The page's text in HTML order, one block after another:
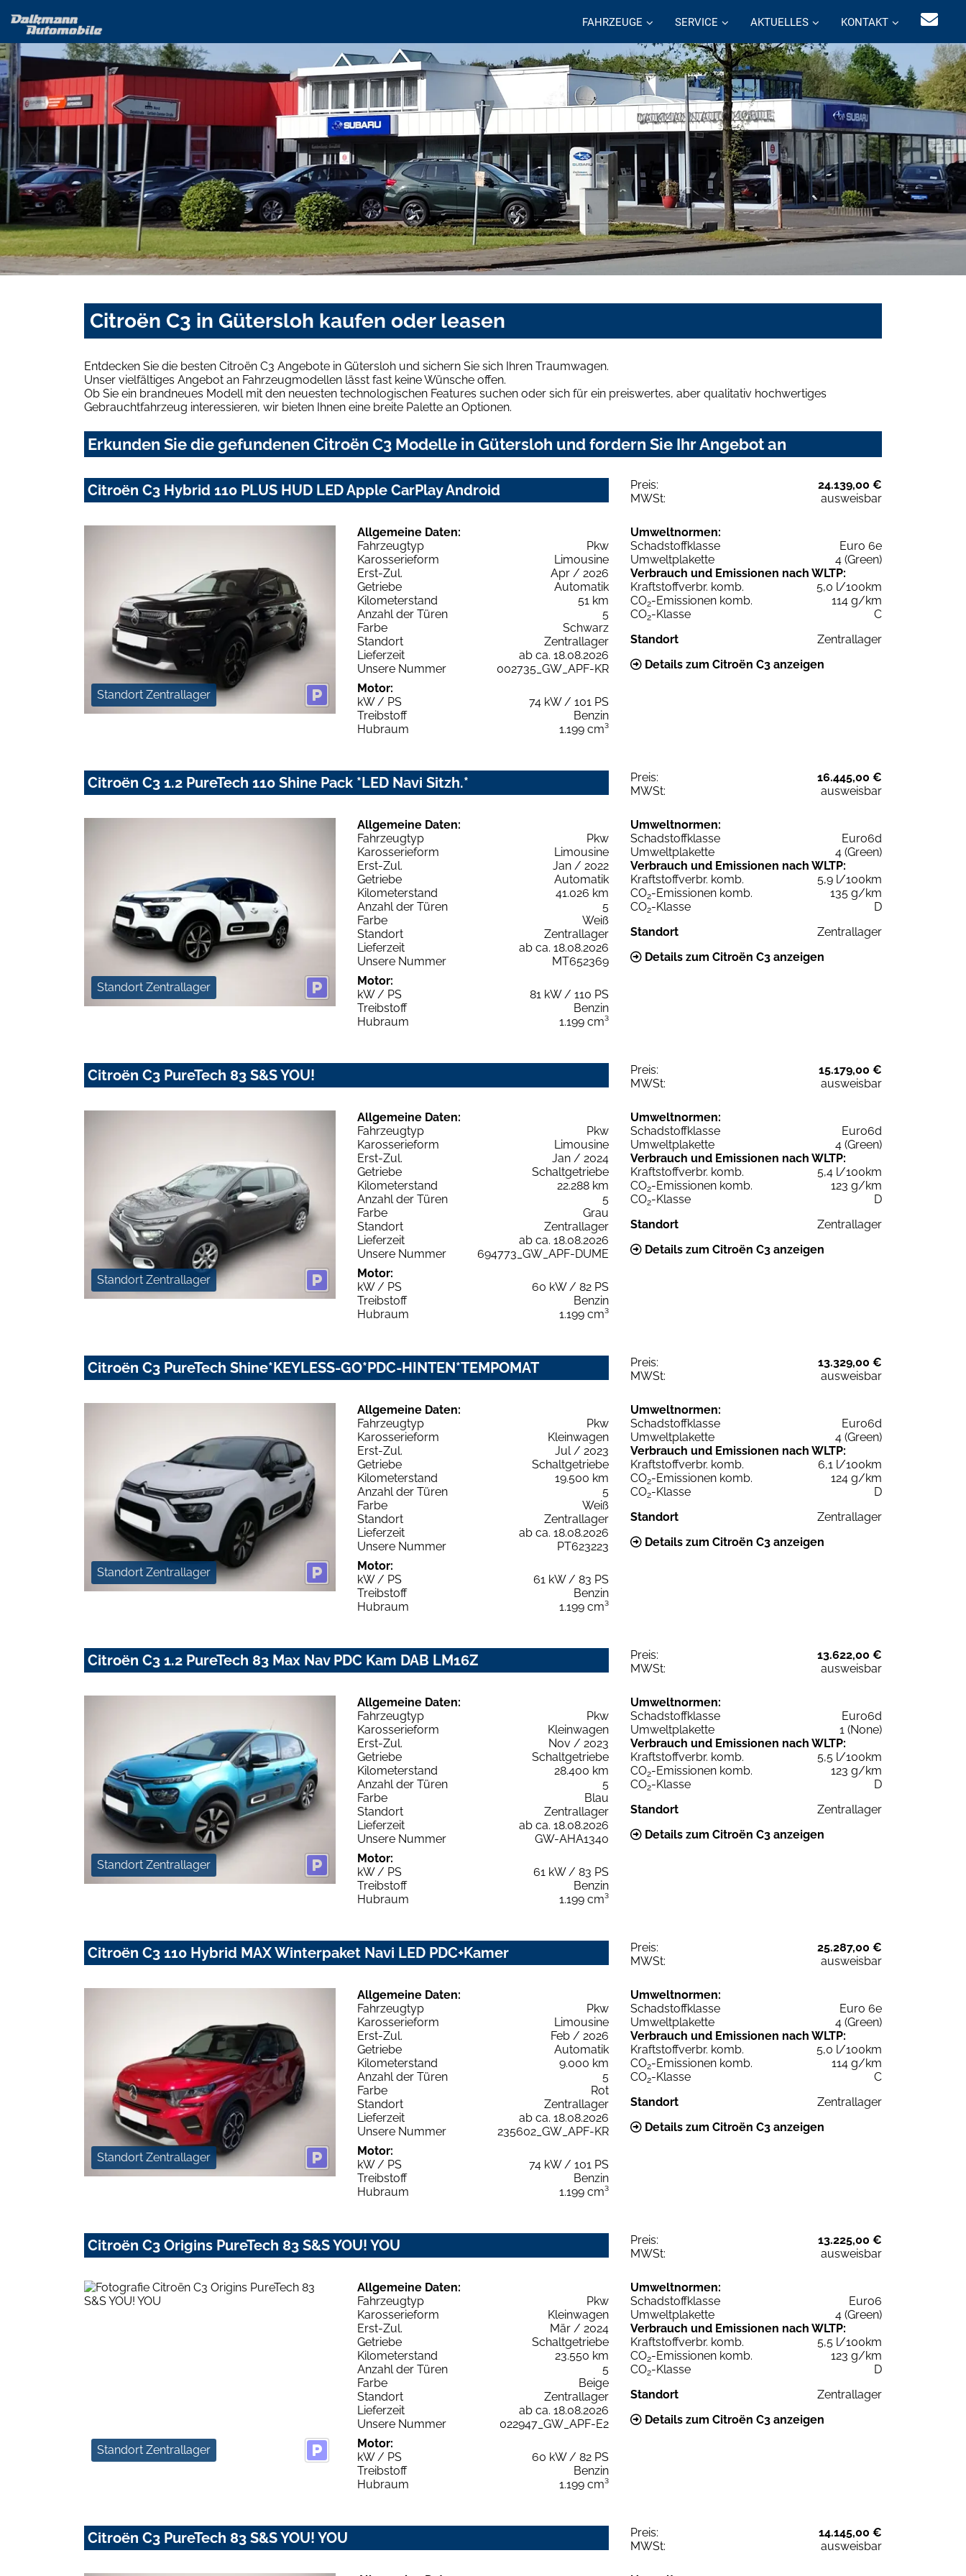
FAHRZEUGE SERVICE AKTUELLES KONTAKT
Citroën C3 in Gütersloh kaufen oder leasen
Entdecken Sie die besten Citroën C3 Angebote in Gütersloh und sichern Sie sich Ihren Traumwagen.
Unser vielfältiges Angebot an Fahrzeugmodellen lässt fast keine Wünsche offen.
Ob Sie ein brandneues Modell mit den neuesten technologischen Features suchen oder sich für ein preiswertes, aber qualitativ hochwertiges
Gebrauchtfahrzeug interessieren, wir bieten Ihnen eine breite Palette an Optionen.
Erkunden Sie die gefundenen Citroën C3 Modelle in Gütersloh und fordern Sie Ihr Angebot an
Citroën C3 Hybrid 110 PLUS HUD LED Apple CarPlay Android Preis:
24.139,00 €
MWSt:
ausweisbar
Standort Zentrallager
Allgemeine Daten:
Fahrzeugtyp
Pkw
Karosserieform
Limousine
Erst-Zul.
Apr / 2026
Getriebe
Automatik
Kilometerstand
51 km
Anzahl der Türen
5
Farbe
Schwarz
Standort
Zentrallager
Lieferzeit
ab ca. 18.08.2026
Unsere Nummer
002735_GW_APF-KR
Motor:
kW / PS
74 kW / 101 PS
Treibstoff
Benzin
Hubraum
1.199 cm³
Umweltnormen:
Schadstoffklasse
Euro 6e
Umweltplakette
4 (Green)
Verbrauch und Emissionen nach WLTP:
Kraftstoffverbr. komb.
5,0 l/100km
CO2-Emissionen komb.
114 g/km
CO2-Klasse
C
Standort
Zentrallager
Details zum Citroën C3 anzeigen
Citroën C3 1.2 PureTech 110 Shine Pack *LED Navi Sitzh.* Preis:
16.445,00 €
MWSt:
ausweisbar
Standort Zentrallager
Allgemeine Daten:
Fahrzeugtyp
Pkw
Karosserieform
Limousine
Erst-Zul.
Jan / 2022
Getriebe
Automatik
Kilometerstand
41.026 km
Anzahl der Türen
5
Farbe
Weiß
Standort
Zentrallager
Lieferzeit
ab ca. 18.08.2026
Unsere Nummer
MT652369
Motor:
kW / PS
81 kW / 110 PS
Treibstoff
Benzin
Hubraum
1.199 cm³
Umweltnormen:
Schadstoffklasse
Euro6d
Umweltplakette
4 (Green)
Verbrauch und Emissionen nach WLTP:
Kraftstoffverbr. komb.
5,9 l/100km
CO2-Emissionen komb.
135 g/km
CO2-Klasse
D
Standort
Zentrallager
Details zum Citroën C3 anzeigen
Citroën C3 PureTech 83 S&S YOU! Preis:
15.179,00 €
MWSt:
ausweisbar
Standort Zentrallager
Allgemeine Daten:
Fahrzeugtyp
Pkw
Karosserieform
Limousine
Erst-Zul.
Jan / 2024
Getriebe
Schaltgetriebe
Kilometerstand
22.288 km
Anzahl der Türen
5
Farbe
Grau
Standort
Zentrallager
Lieferzeit
ab ca. 18.08.2026
Unsere Nummer
694773_GW_APF-DUME
Motor:
kW / PS
60 kW / 82 PS
Treibstoff
Benzin
Hubraum
1.199 cm³
Umweltnormen:
Schadstoffklasse
Euro6d
Umweltplakette
4 (Green)
Verbrauch und Emissionen nach WLTP:
Kraftstoffverbr. komb.
5,4 l/100km
CO2-Emissionen komb.
123 g/km
CO2-Klasse
D
Standort
Zentrallager
Details zum Citroën C3 anzeigen
Citroën C3 PureTech Shine*KEYLESS-GO*PDC-HINTEN*TEMPOMAT Preis:
13.329,00 €
MWSt:
ausweisbar
Standort Zentrallager
Allgemeine Daten:
Fahrzeugtyp
Pkw
Karosserieform
Kleinwagen
Erst-Zul.
Jul / 2023
Getriebe
Schaltgetriebe
Kilometerstand
19.500 km
Anzahl der Türen
5
Farbe
Weiß
Standort
Zentrallager
Lieferzeit
ab ca. 18.08.2026
Unsere Nummer
PT623223
Motor:
kW / PS
61 kW / 83 PS
Treibstoff
Benzin
Hubraum
1.199 cm³
Umweltnormen:
Schadstoffklasse
Euro6d
Umweltplakette
4 (Green)
Verbrauch und Emissionen nach WLTP:
Kraftstoffverbr. komb.
6,1 l/100km
CO2-Emissionen komb.
124 g/km
CO2-Klasse
D
Standort
Zentrallager
Details zum Citroën C3 anzeigen
Citroën C3 1.2 PureTech 83 Max Nav PDC Kam DAB LM16Z Preis:
13.622,00 €
MWSt:
ausweisbar
Standort Zentrallager
Allgemeine Daten:
Fahrzeugtyp
Pkw
Karosserieform
Kleinwagen
Erst-Zul.
Nov / 2023
Getriebe
Schaltgetriebe
Kilometerstand
28.400 km
Anzahl der Türen
5
Farbe
Blau
Standort
Zentrallager
Lieferzeit
ab ca. 18.08.2026
Unsere Nummer
GW-AHA1340
Motor:
kW / PS
61 kW / 83 PS
Treibstoff
Benzin
Hubraum
1.199 cm³
Umweltnormen:
Schadstoffklasse
Euro6d
Umweltplakette
1 (None)
Verbrauch und Emissionen nach WLTP:
Kraftstoffverbr. komb.
5,5 l/100km
CO2-Emissionen komb.
123 g/km
CO2-Klasse
D
Standort
Zentrallager
Details zum Citroën C3 anzeigen
Citroën C3 110 Hybrid MAX Winterpaket Navi LED PDC+Kamer Preis:
25.287,00 €
MWSt:
ausweisbar
Standort Zentrallager
Allgemeine Daten:
Fahrzeugtyp
Pkw
Karosserieform
Limousine
Erst-Zul.
Feb / 2026
Getriebe
Automatik
Kilometerstand
9.000 km
Anzahl der Türen
5
Farbe
Rot
Standort
Zentrallager
Lieferzeit
ab ca. 18.08.2026
Unsere Nummer
235602_GW_APF-KR
Motor:
kW / PS
74 kW / 101 PS
Treibstoff
Benzin
Hubraum
1.199 cm³
Umweltnormen:
Schadstoffklasse
Euro 6e
Umweltplakette
4 (Green)
Verbrauch und Emissionen nach WLTP:
Kraftstoffverbr. komb.
5,0 l/100km
CO2-Emissionen komb.
114 g/km
CO2-Klasse
C
Standort
Zentrallager
Details zum Citroën C3 anzeigen
Citroën C3 Origins PureTech 83 S&S YOU! YOU Preis:
13.225,00 €
MWSt:
ausweisbar
Standort Zentrallager
Allgemeine Daten:
Fahrzeugtyp
Pkw
Karosserieform
Kleinwagen
Erst-Zul.
Mär / 2024
Getriebe
Schaltgetriebe
Kilometerstand
23.550 km
Anzahl der Türen
5
Farbe
Beige
Standort
Zentrallager
Lieferzeit
ab ca. 18.08.2026
Unsere Nummer
022947_GW_APF-E2
Motor:
kW / PS
60 kW / 82 PS
Treibstoff
Benzin
Hubraum
1.199 cm³
Umweltnormen:
Schadstoffklasse
Euro6
Umweltplakette
4 (Green)
Verbrauch und Emissionen nach WLTP:
Kraftstoffverbr. komb.
5,5 l/100km
CO2-Emissionen komb.
123 g/km
CO2-Klasse
D
Standort
Zentrallager
Details zum Citroën C3 anzeigen
Citroën C3 PureTech 83 S&S YOU! YOU Preis:
14.145,00 €
MWSt:
ausweisbar